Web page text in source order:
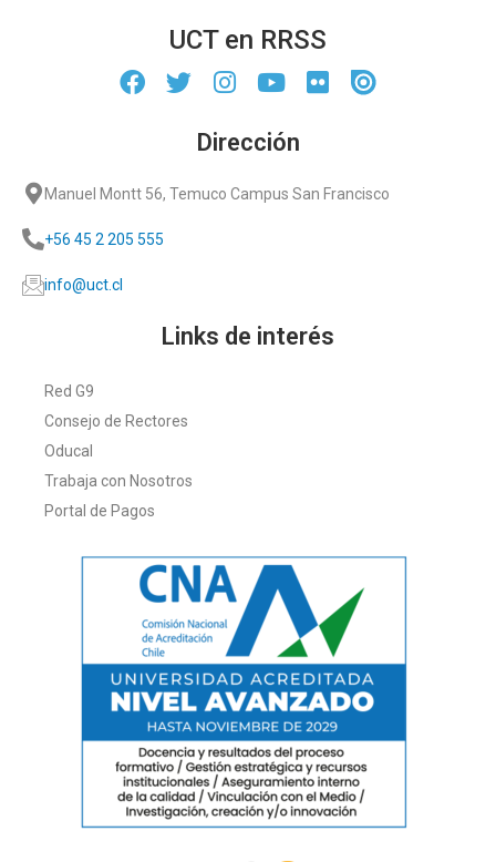
UCT en RRSS
Dirección
Manuel Montt 56, Temuco Campus San Francisco
+56 45 2 205 555
info@uct.cl
Links de interés
Red G9
Consejo de Rectores
Oducal
Trabaja con Nosotros
Portal de Pagos